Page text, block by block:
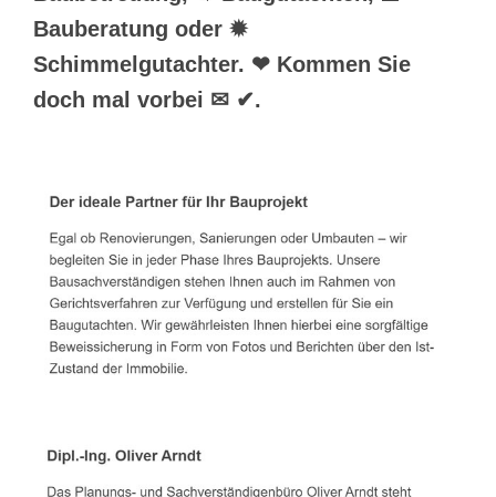
Bauberatung oder ✹
Schimmelgutachter. ❤ Kommen Sie
doch mal vorbei ✉ ✔.